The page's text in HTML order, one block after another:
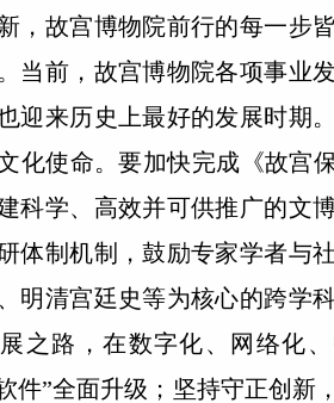
，故宫博物院前行的每一步
当前，故宫博物院各项事业
迎来历史上最好的发展时期
化使命。要加快完成《故宫
科学、高效并可供推广的文
体制机制，鼓励专家学者与
明清宫廷史等为核心的跨学
之路，在数字化、网络化
件”全面升级；坚持守正创新